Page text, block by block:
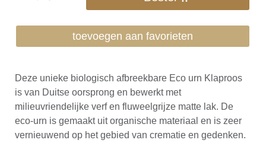
toevoegen aan favorieten
Deze unieke biologisch afbreekbare Eco urn Klaproos
is van Duitse oorsprong en bewerkt met
milieuvriendelijke verf en fluweelgrijze matte lak. De
eco-urn is gemaakt uit organische materiaal en is zeer
vernieuwend op het gebied van crematie en gedenken.